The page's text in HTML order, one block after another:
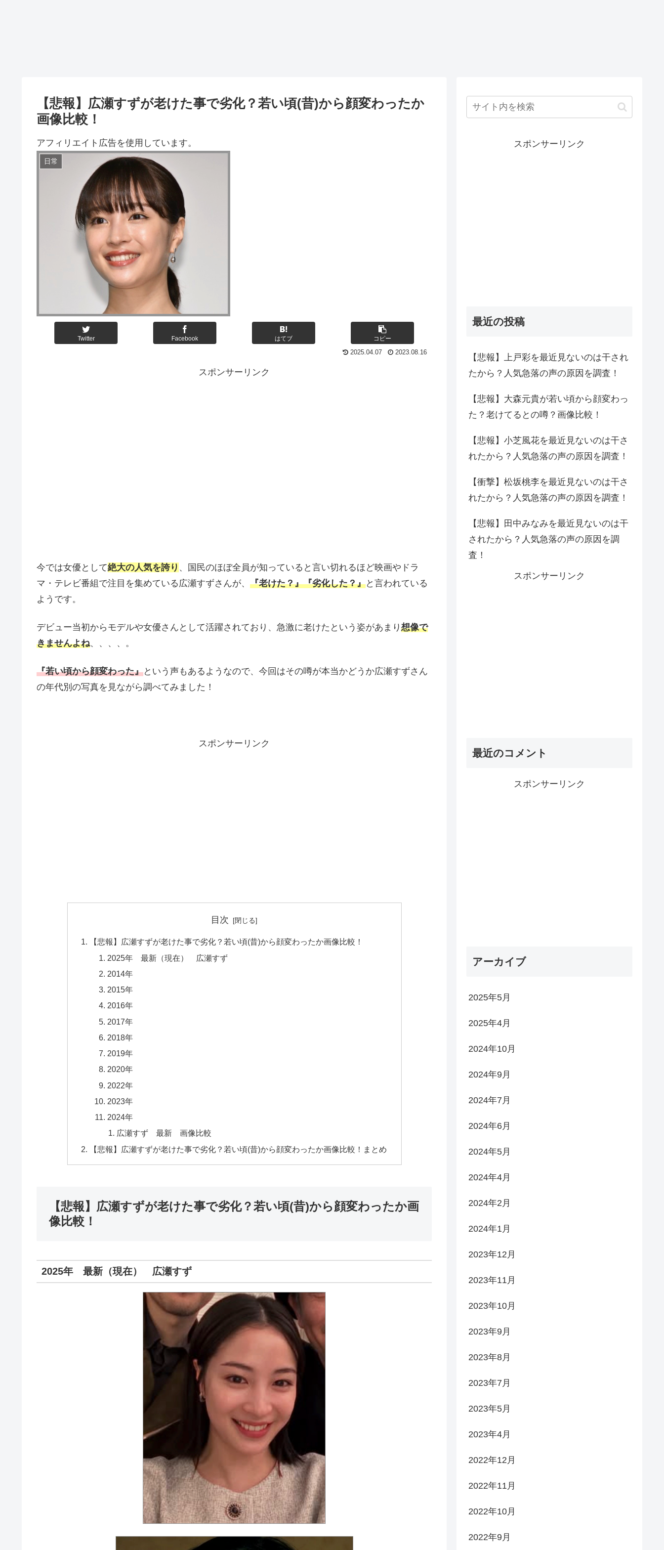
【悲報】広瀬すずが老けた事で劣化？若い頃(昔)から顔変わったか
画像比較！
アフィリエイト広告を使用しています。
日常
Twitter Facebook はてブ コピー
2025.04.07 2023.08.16
スポンサーリンク
今では女優として絶大の人気を誇り 、国民のほぼ全員が知っていると言い切れるほど映画やドラ
マ・テレビ番組で注目を集めている広瀬すずさんが、 『老けた？』『劣化した？』と言われている
ようです。
デビュー当初からモデルや女優さんとして活躍されており、急激に老けたという姿があまり 想像で
きませんよね、、、、。
『若い頃から顔変わった』という声もあるようなので、今回はその噂が本当かどうか広瀬すずさん
の年代別の写真を見ながら調べてみました！
スポンサーリンク
目次
【悲報】広瀬すずが老けた事で劣化？若い頃(昔)から顔変わったか画像比較！
2025年 最新（現在） 広瀬すず
2014年
2015年
2016年
2017年
2018年
2019年
2020年
2022年
2023年
2024年
広瀬すず 最新 画像比較
【悲報】広瀬すずが老けた事で劣化？若い頃(昔)から顔変わったか画像比較！まとめ
【悲報】広瀬すずが老けた事で劣化？若い頃(昔)から顔変わったか画
像比較！
2025年 最新（現在） 広瀬すず
スポンサーリンク
最近の投稿
【悲報】上戸彩を最近見ないのは干され
たから？人気急落の声の原因を調査！
【悲報】大森元貴が若い頃から顔変わっ
た？老けてるとの噂？画像比較！
【悲報】小芝風花を最近見ないのは干さ
れたから？人気急落の声の原因を調査！
【衝撃】松坂桃李を最近見ないのは干さ
れたから？人気急落の声の原因を調査！
【悲報】田中みなみを最近見ないのは干
されたから？人気急落の声の原因を調
査！
スポンサーリンク
最近のコメント
スポンサーリンク
アーカイブ
2025年5月
2025年4月
2024年10月
2024年9月
2024年7月
2024年6月
2024年5月
2024年4月
2024年2月
2024年1月
2023年12月
2023年11月
2023年10月
2023年9月
2023年8月
2023年7月
2023年5月
2023年4月
2022年12月
2022年11月
2022年10月
2022年9月